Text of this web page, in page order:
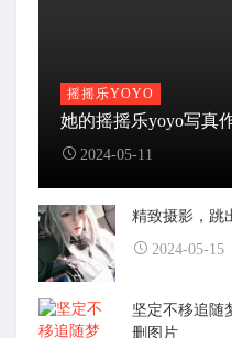
摇摇乐YOYO
她的摇摇乐yoyo写真
2024-05-11
精致摄影，跳
2024-05-15
坚定不移追随
删图片